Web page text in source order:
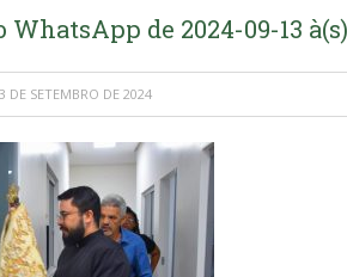
de 2024-09-13 à(s)
DE SETEMBRO DE 2024